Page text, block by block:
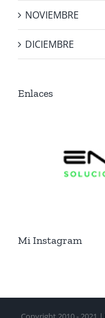
NOVIEMBRE
DICIEMBRE
Enlaces
Mi Instagram